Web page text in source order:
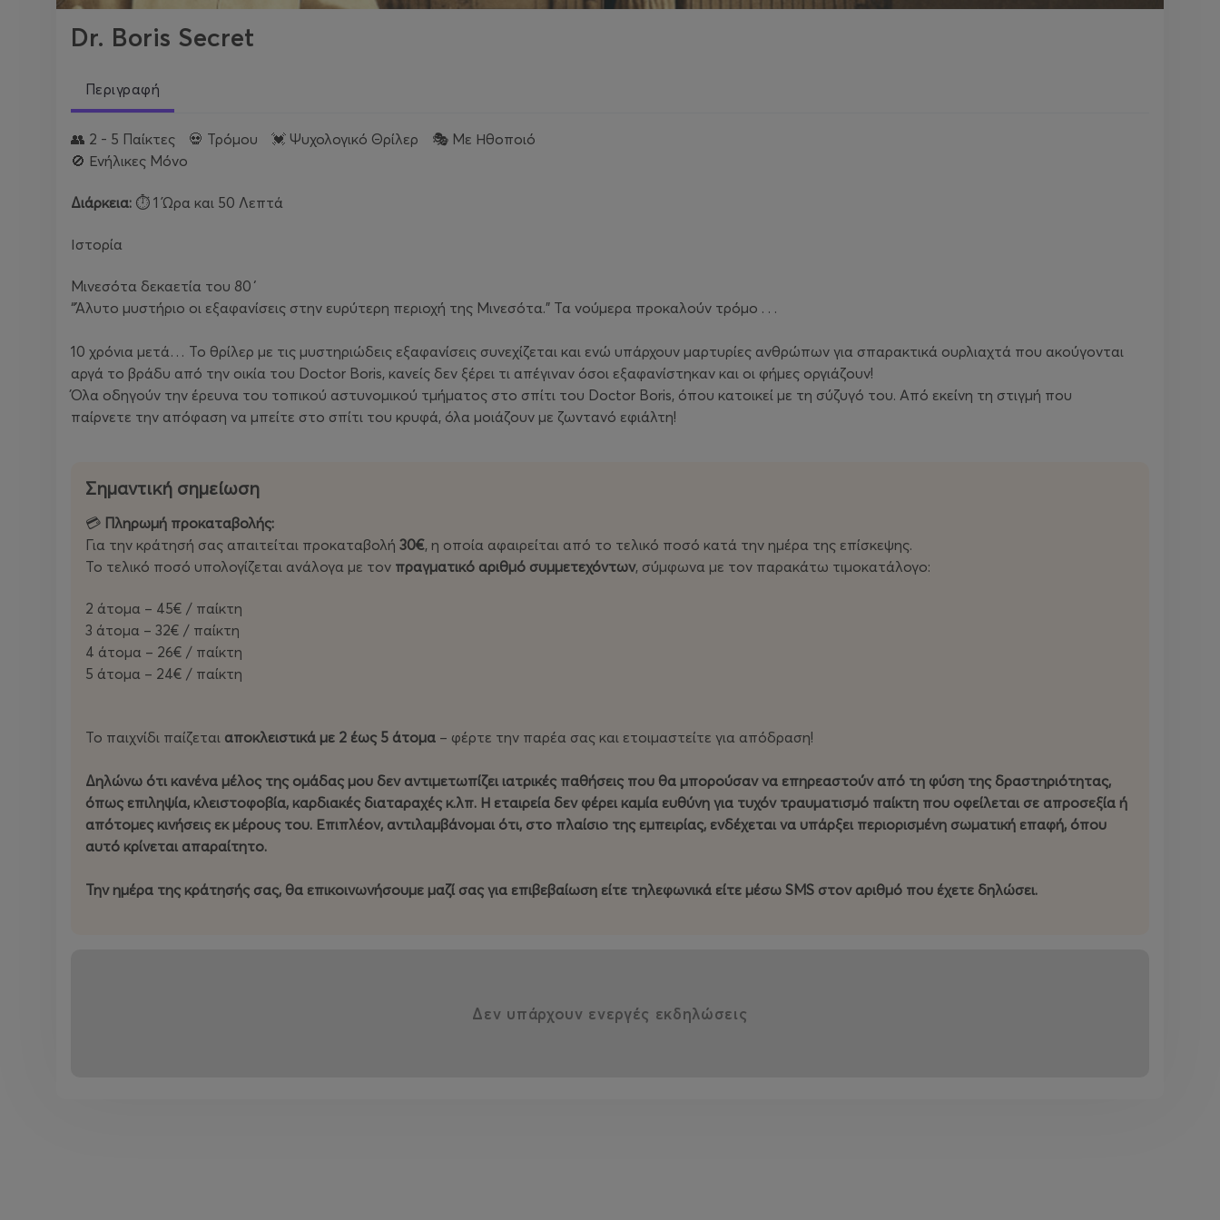
Dr. Boris Secret
Περιγραφή
👥 2 - 5 Παίκτες 💀 Τρόμου 💓 Ψυχολογικό Θρίλερ 🎭 Με Ηθοποιό
🚫 Ενήλικες Μόνο
Διάρκεια: ⏱️ 1 Ώρα και 50 Λεπτά
Ιστορία
Μινεσότα δεκαετία του 80΄
“Άλυτο μυστήριο οι εξαφανίσεις στην ευρύτερη περιοχή της Μινεσότα.” Τα νούμερα προκαλούν τρόμο . . .
10 χρόνια μετά… Το θρίλερ με τις μυστηριώδεις εξαφανίσεις συνεχίζεται και ενώ υπάρχουν μαρτυρίες ανθρώπων για σπαρακτικά ουρλιαχτά που ακούγονται
αργά το βράδυ από την οικία του Doctor Boris, κανείς δεν ξέρει τι απέγιναν όσοι εξαφανίστηκαν και οι φήμες οργιάζουν!
Όλα οδηγούν την έρευνα του τοπικού αστυνομικού τμήματος στο σπίτι του Doctor Boris, όπου κατοικεί με τη σύζυγό του. Από εκείνη τη στιγμή που
παίρνετε την απόφαση να μπείτε στο σπίτι του κρυφά, όλα μοιάζουν με ζωντανό εφιάλτη!
Σημαντική σημείωση
💳 Πληρωμή προκαταβολής:
Για την κράτησή σας απαιτείται προκαταβολή 30€, η οποία αφαιρείται από το τελικό ποσό κατά την ημέρα της επίσκεψης.
Το τελικό ποσό υπολογίζεται ανάλογα με τον πραγματικό αριθμό συμμετεχόντων, σύμφωνα με τον παρακάτω τιμοκατάλογο:
2 άτομα – 45€ / παίκτη
3 άτομα – 32€ / παίκτη
4 άτομα – 26€ / παίκτη
5 άτομα – 24€ / παίκτη
Το παιχνίδι παίζεται αποκλειστικά με 2 έως 5 άτομα – φέρτε την παρέα σας και ετοιμαστείτε για απόδραση!
Δηλώνω ότι κανένα μέλος της ομάδας μου δεν αντιμετωπίζει ιατρικές παθήσεις που θα μπορούσαν να επηρεαστούν από τη φύση της δραστηριότητας,
όπως επιληψία, κλειστοφοβία, καρδιακές διαταραχές κ.λπ. Η εταιρεία δεν φέρει καμία ευθύνη για τυχόν τραυματισμό παίκτη που οφείλεται σε απροσεξία ή
απότομες κινήσεις εκ μέρους του. Επιπλέον, αντιλαμβάνομαι ότι, στο πλαίσιο της εμπειρίας, ενδέχεται να υπάρξει περιορισμένη σωματική επαφή, όπου
αυτό κρίνεται απαραίτητο.
Την ημέρα της κράτησής σας, θα επικοινωνήσουμε μαζί σας για επιβεβαίωση είτε τηλεφωνικά είτε μέσω SMS στον αριθμό που έχετε δηλώσει.
Δεν υπάρχουν ενεργές εκδηλώσεις